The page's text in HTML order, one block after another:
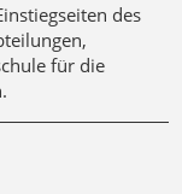
des
für die